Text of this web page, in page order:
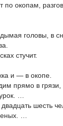
по окопам,
головы, в
стучит.
и — в окопе.
прямо в грязи,
…
шесть
…